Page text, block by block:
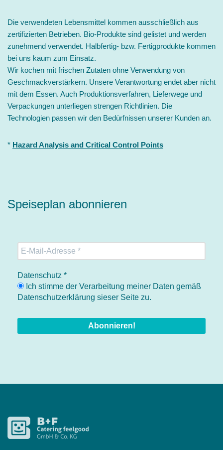
Die verwendeten Lebensmittel kommen ausschließlich aus
zertifizierten Betrieben. Bio-Produkte sind gelistet und werden
zunehmend verwendet. Halbfertig- bzw. Fertigprodukte kommen
bei uns kaum zum Einsatz.
Wir kochen mit frischen Zutaten ohne Verwendung von
Geschmackverstärkern. Unsere Verantwortung endet aber nicht
mit dem Essen. Auch Produktionsverfahren, Lieferwege und
Verpackungen unterliegen strengen Richtlinien. Die
Technologien passen wir den Bedürfnissen unserer Kunden an.
* Hazard Analysis and Critical Control Points
Speiseplan abonnieren
Datenschutz *
Ich stimme der Verarbeitung meiner Daten gemäß
Datenschutzerklärung sieser Seite zu.